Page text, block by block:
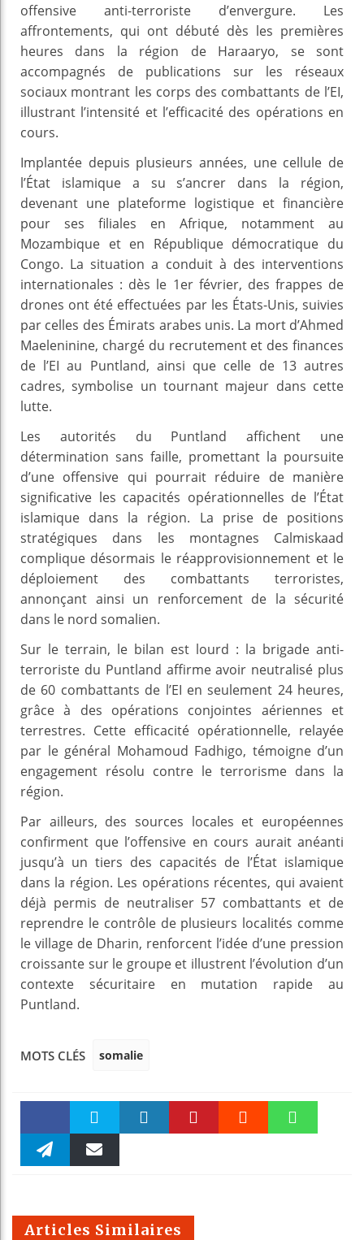
offensive anti-terroriste d’envergure. Les
affrontements, qui ont débuté dès les premières
heures dans la région de Haraaryo, se sont
accompagnés de publications sur les réseaux
sociaux montrant les corps des combattants de l’EI,
illustrant l’intensité et l’efficacité des opérations en
cours.
Implantée depuis plusieurs années, une cellule de
l’État islamique a su s’ancrer dans la région,
devenant une plateforme logistique et financière
pour ses filiales en Afrique, notamment au
Mozambique et en République démocratique du
Congo. La situation a conduit à des interventions
internationales : dès le 1er février, des frappes de
drones ont été effectuées par les États-Unis, suivies
par celles des Émirats arabes unis. La mort d’Ahmed
Maeleninine, chargé du recrutement et des finances
de l’EI au Puntland, ainsi que celle de 13 autres
cadres, symbolise un tournant majeur dans cette
lutte.
Les autorités du Puntland affichent une
détermination sans faille, promettant la poursuite
d’une offensive qui pourrait réduire de manière
significative les capacités opérationnelles de l’État
islamique dans la région. La prise de positions
stratégiques dans les montagnes Calmiskaad
complique désormais le réapprovisionnement et le
déploiement des combattants terroristes,
annonçant ainsi un renforcement de la sécurité
dans le nord somalien.
Sur le terrain, le bilan est lourd : la brigade anti-
terroriste du Puntland affirme avoir neutralisé plus
de 60 combattants de l’EI en seulement 24 heures,
grâce à des opérations conjointes aériennes et
terrestres. Cette efficacité opérationnelle, relayée
par le général Mohamoud Fadhigo, témoigne d’un
engagement résolu contre le terrorisme dans la
région.
Par ailleurs, des sources locales et européennes
confirment que l’offensive en cours aurait anéanti
jusqu’à un tiers des capacités de l’État islamique
dans la région. Les opérations récentes, qui avaient
déjà permis de neutraliser 57 combattants et de
reprendre le contrôle de plusieurs localités comme
le village de Dharin, renforcent l’idée d’une pression
croissante sur le groupe et illustrent l’évolution d’un
contexte sécuritaire en mutation rapide au
Puntland.
MOTS CLÉS somalie
Faceboo Twitter
m
Articles Similaires